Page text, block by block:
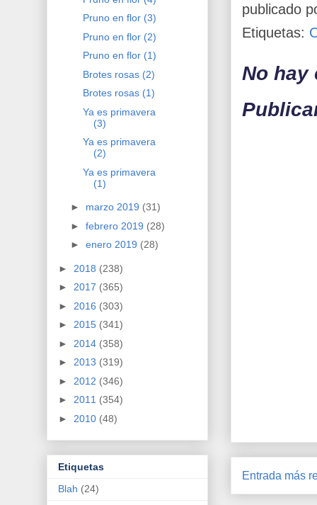
publicado
Etiquetas:
No hay
Entrada más
Pruno en flor (3)
Pruno en flor (2)
Pruno en flor (1)
Brotes rosas (2)
Brotes rosas (1)
Ya es primavera
(3)
Ya es primavera
(2)
Ya es primavera
(1)
► marzo 2019 (31)
► febrero 2019 (28)
► enero 2019 (28)
► 2018 (238)
► 2017 (365)
► 2016 (303)
► 2015 (341)
► 2014 (358)
► 2013 (319)
► 2012 (346)
► 2011 (354)
► 2010 (48)
Etiquetas
Blah (24)